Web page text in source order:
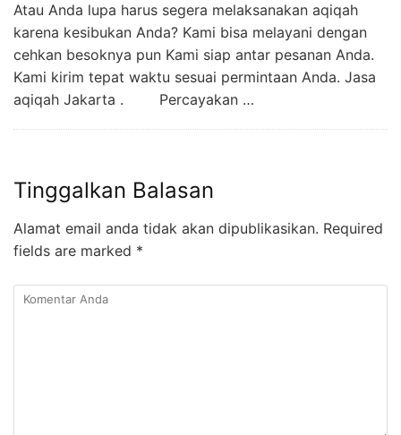
Atau Anda lupa harus segera melaksanakan aqiqah
karena kesibukan Anda? Kami bisa melayani dengan
cehkan besoknya pun Kami siap antar pesanan Anda.
Kami kirim tepat waktu sesuai permintaan Anda. Jasa
aqiqah Jakarta . Percayakan …
Tinggalkan Balasan
Alamat email anda tidak akan dipublikasikan. Required
fields are marked *